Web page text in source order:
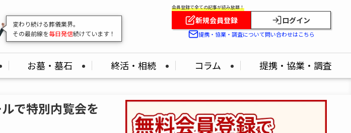
変わり続ける葬儀業界。
その最前線を毎日発信続けています！
会員登録で全ての記事が読み放題！
新規会員登録 ログイン
提携・協業・調査について問い合わせはこちら
お墓・墓石 終活・相続 コラム 提携・協業・調査
で特別内覧会を